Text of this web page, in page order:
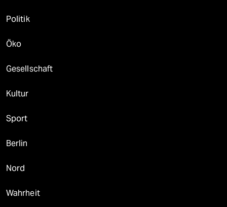
Politik
Öko
Gesellschaft
Kultur
Sport
Berlin
Nord
Wahrheit